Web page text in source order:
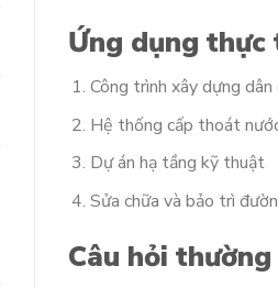
Ứng dụng thực
Công trình xây dựng
Hệ thống cấp thoát
Dự án hạ tầng kỹ thuật
Sửa chữa và bảo trì
Câu hỏi